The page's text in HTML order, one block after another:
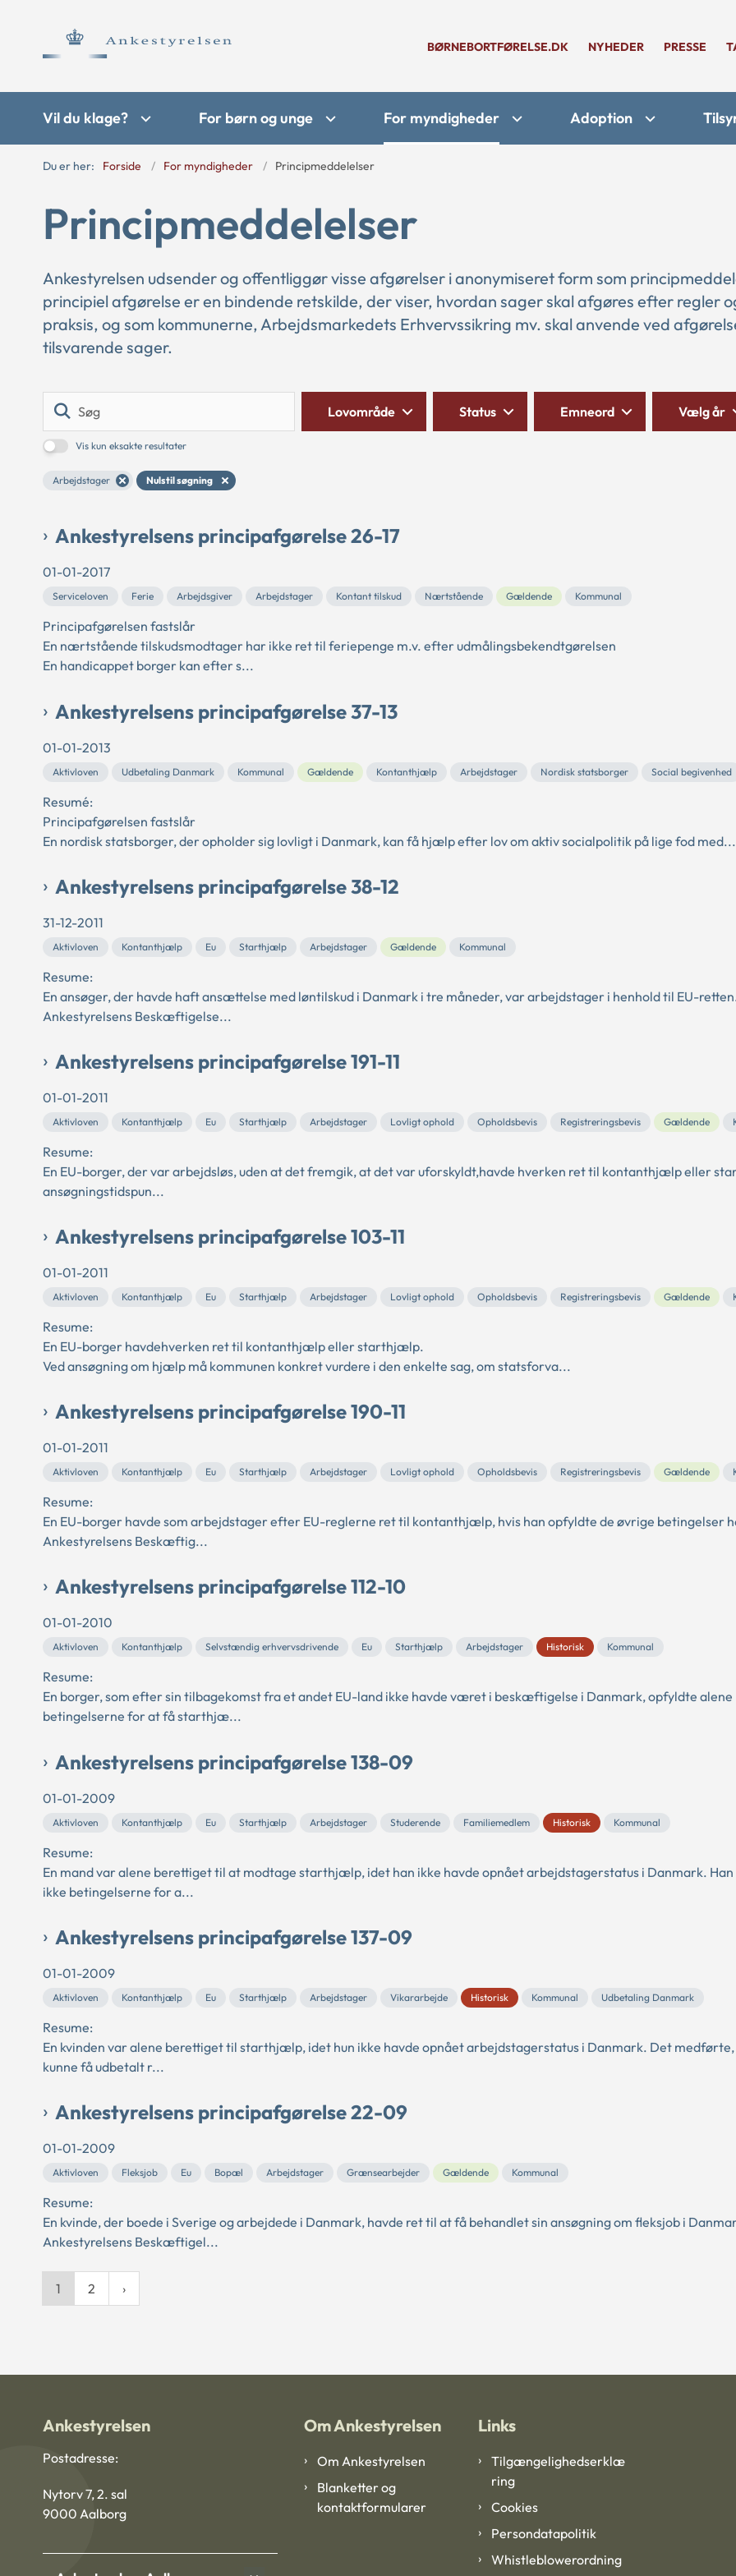
BØRNEBORTFØRELSE.DK NYHEDER PRESSE
Vil du klage? For børn og unge For myndigheder Adoption
Du er her: Forside For myndigheder Principmeddelelser
Principmeddelelser
Ankestyrelsen udsender og offentliggør visse afgørelser i anonymiseret form som
principiel afgørelse er en bindende retskilde, der viser, hvordan sager skal afgøres efter regler
praksis, og som kommunerne, Arbejdsmarkedets Erhvervssikring mv. skal anvende ved
tilsvarende sager.
Vis kun eksakte resultater
Lovområde Status Emneord Vælg år
Arbejdstager Nulstil søgning
Ankestyrelsens principafgørelse 26-17
01-01-2017
Serviceloven Ferie Arbejdsgiver Arbejdstager Kontant tilskud Nærtstående Gældende Kommunal
Principafgørelsen fastslår
En nærtstående tilskudsmodtager har ikke ret til feriepenge m.v. efter udmålingsbekendtgørelsen
En handicappet borger kan efter s...
Ankestyrelsens principafgørelse 37-13
01-01-2013
Aktivloven Udbetaling Danmark Kommunal Gældende Kontanthjælp Arbejdstager Nordisk statsborger Social begivenhed
Resumé:
Principafgørelsen fastslår
En nordisk statsborger, der opholder sig lovligt i Danmark, kan få hjælp efter lov om aktiv socialpolitik på lige fod med...
Ankestyrelsens principafgørelse 38-12
31-12-2011
Aktivloven Kontanthjælp Eu Starthjælp Arbejdstager Gældende Kommunal
Resume:
En ansøger, der havde haft ansættelse med løntilskud i Danmark i tre måneder, var arbejdstager i henhold til EU-
Ankestyrelsens Beskæftigelse...
Ankestyrelsens principafgørelse 191-11
01-01-2011
Aktivloven Kontanthjælp Eu Starthjælp Arbejdstager Lovligt ophold Opholdsbevis Registreringsbevis Gældende
Resume:
En EU-borger, der var arbejdsløs, uden at det fremgik, at det var uforskyldt,havde hverken ret til kontanthjælp eller
ansøgningstidspun...
Ankestyrelsens principafgørelse 103-11
01-01-2011
Aktivloven Kontanthjælp Eu Starthjælp Arbejdstager Lovligt ophold Opholdsbevis Registreringsbevis Gældende
Resume:
En EU-borger havdehverken ret til kontanthjælp eller starthjælp.
Ved ansøgning om hjælp må kommunen konkret vurdere i den enkelte sag, om statsforva...
Ankestyrelsens principafgørelse 190-11
01-01-2011
Aktivloven Kontanthjælp Eu Starthjælp Arbejdstager Lovligt ophold Opholdsbevis Registreringsbevis Gældende
Resume:
En EU-borger havde som arbejdstager efter EU-reglerne ret til kontanthjælp, hvis han opfyldte de øvrige betingelser
Ankestyrelsens Beskæftig...
Ankestyrelsens principafgørelse 112-10
01-01-2010
Aktivloven Kontanthjælp Selvstændig erhvervsdrivende Eu Starthjælp Arbejdstager Historisk Kommunal
Resume:
En borger, som efter sin tilbagekomst fra et andet EU-land ikke havde været i beskæftigelse i Danmark, opfyldte alene
betingelserne for at få starthjæ...
Ankestyrelsens principafgørelse 138-09
01-01-2009
Aktivloven Kontanthjælp Eu Starthjælp Arbejdstager Studerende Familiemedlem Historisk Kommunal
Resume:
En mand var alene berettiget til at modtage starthjælp, idet han ikke havde opnået arbejdstagerstatus i Danmark.
ikke betingelserne for a...
Ankestyrelsens principafgørelse 137-09
01-01-2009
Aktivloven Kontanthjælp Eu Starthjælp Arbejdstager Vikararbejde Historisk Kommunal Udbetaling Danmark
Resume:
En kvinden var alene berettiget til starthjælp, idet hun ikke havde opnået arbejdstagerstatus i Danmark. Det medførte,
kunne få udbetalt r...
Ankestyrelsens principafgørelse 22-09
01-01-2009
Aktivloven Fleksjob Eu Bopæl Arbejdstager Grænsearbejder Gældende Kommunal
Resume:
En kvinde, der boede i Sverige og arbejdede i Danmark, havde ret til at få behandlet sin ansøgning om fleksjob i
Ankestyrelsens Beskæftigel...
1 2
Ankestyrelsen
Postadresse:
Nytorv 7, 2. sal
9000 Aalborg
Om Ankestyrelsen
Om Ankestyrelsen
Blanketter og
kontaktformularer
Links
Tilgængelighedserklæ
ring
Cookies
Persondatapolitik
Whistleblowerordning